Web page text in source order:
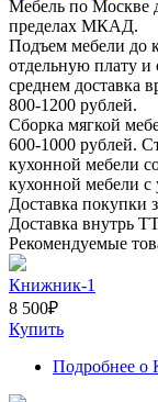
Мебель по Москве
пределах МКАД.
Подъем мебели до
отдельную плату и
среднем доставка
800-1200 рублей.
Сборка мягкой
600-1000 рублей.
кухонной мебели
кухонной мебели
Доставка покупки
Доставка внутрь
Рекомендуемые
Книжник-1
8 500₽
Купить
Подробнее о